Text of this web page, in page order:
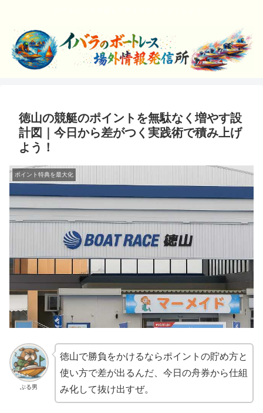
徳山の競艇のポイントを無駄なく増やす設
計図｜今日から差がつく実践術で積み上げ
よう！
ポイント特典を最大化
ぶる男
徳山で勝負をかけるならポイントの貯め方と
使い方で差が出るんだ、今日の舟券から仕組
み化して抜け出すぜ。